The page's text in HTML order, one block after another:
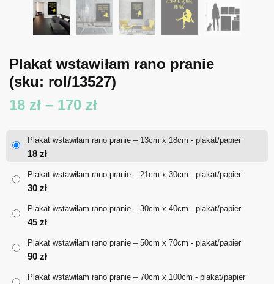
Plakat wstawiłam rano pranie
(sku: rol/13527)
18 zł – 170 złZakres
od
18 zł
Plakat wstawiłam rano pranie – 13cm x 18cm - plakat/papier
18 zł
Plakat wstawiłam rano pranie – 21cm x 30cm - plakat/papier
30 zł
Plakat wstawiłam rano pranie – 30cm x 40cm - plakat/papier
45 zł
Plakat wstawiłam rano pranie – 50cm x 70cm - plakat/papier
90 zł
Plakat wstawiłam rano pranie – 70cm x 100cm - plakat/papier